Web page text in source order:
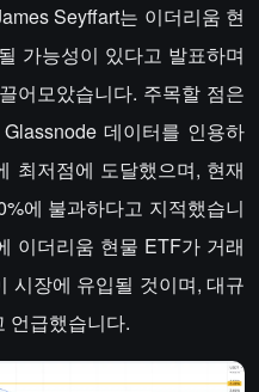
Seyffart는 이더리움 현
가능성이 있다고 발표하며
어모았습니다. 주목할 점은
데이터를 인용하
최저점에 도달했으며, 현재
에 불과하다고 지적했습니
이더리움 현물 ETF가 거래
시장에 유입될 것이며, 대규
언급했습니다.